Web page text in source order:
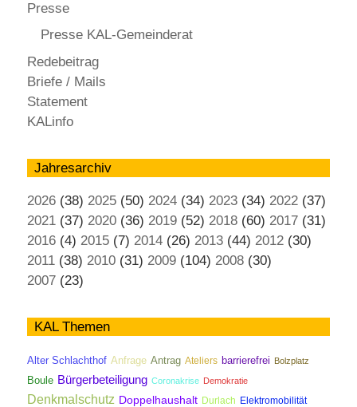
Presse
Presse KAL-Gemeinderat
Redebeitrag
Briefe / Mails
Statement
KALinfo
Jahresarchiv
2026 (38) 2025 (50) 2024 (34) 2023 (34) 2022 (37)
2021 (37) 2020 (36) 2019 (52) 2018 (60) 2017 (31)
2016 (4) 2015 (7) 2014 (26) 2013 (44) 2012 (30)
2011 (38) 2010 (31) 2009 (104) 2008 (30)
2007 (23)
KAL Themen
Alter Schlachthof Anfrage Antrag Ateliers barrierefrei Bolzplatz
Boule Bürgerbeteiligung Coronakrise Demokratie
Denkmalschutz Doppelhaushalt Durlach Elektromobilität